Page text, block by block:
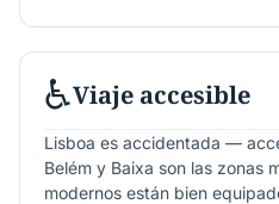
♿Viaje accesible
Lisboa es accidentada —
Belém y Baixa son las zonas
modernos están bien